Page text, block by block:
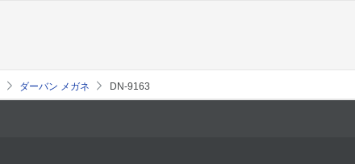
ダーバン メガネ DN-9163